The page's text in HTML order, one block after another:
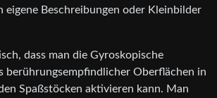
eigene Beschreibungen oder Kleinbilder
dass man die Gyroskopische
berührungsempfindlicher Oberflächen in
Spaßstöcken aktivieren kann. Man